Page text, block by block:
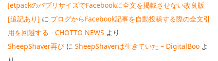
JetpackのパブリサイズでFacebookに全文を掲載させない改良版
[追記あり] に ブログからFacebook記事を自動投稿する際の全文引
用を回避する - CHOTTO NEWS より
SheepShaver再び に SheepShaverは生きていた – DigitalBoo よ